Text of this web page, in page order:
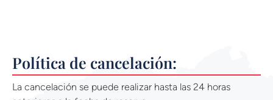
Política de cancelación:
La cancelación se puede realizar hasta las 24 horas